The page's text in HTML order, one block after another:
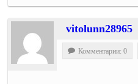
vitolunn28965
Комментарии: 0